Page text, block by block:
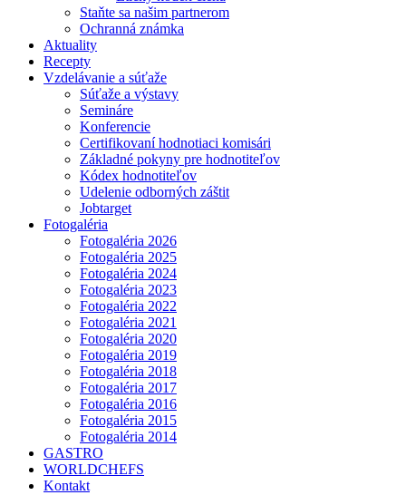
Staňte sa našim partnerom
Ochranná známka
Aktuality
Recepty
Vzdelávanie a súťaže
Súťaže a výstavy
Semináre
Konferencie
Certifikovaní hodnotiaci komisári
Základné pokyny pre hodnotiteľov
Kódex hodnotiteľov
Udelenie odborných záštit
Jobtarget
Fotogaléria
Fotogaléria 2026
Fotogaléria 2025
Fotogaléria 2024
Fotogaléria 2023
Fotogaléria 2022
Fotogaléria 2021
Fotogaléria 2020
Fotogaléria 2019
Fotogaléria 2018
Fotogaléria 2017
Fotogaléria 2016
Fotogaléria 2015
Fotogaléria 2014
GASTRO
WORLDCHEFS
Kontakt